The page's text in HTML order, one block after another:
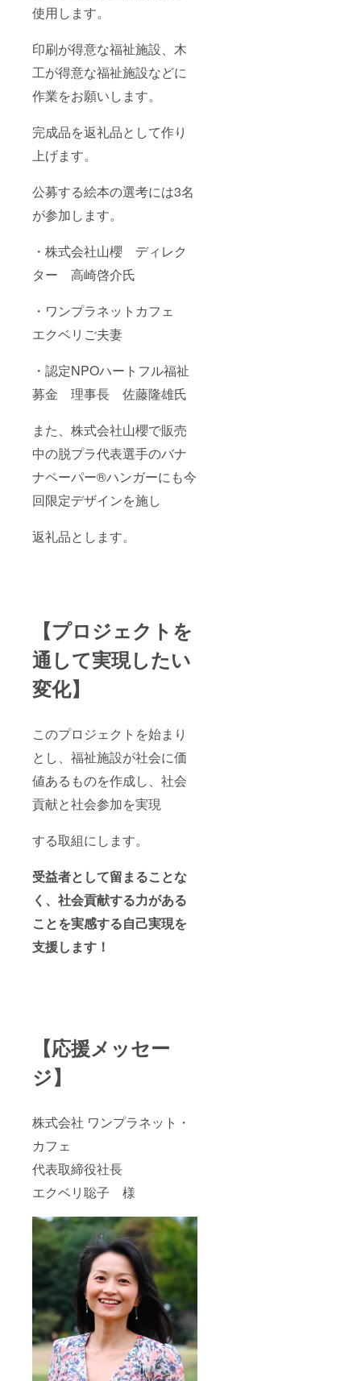
使用します。
印刷が得意な福祉施設、木
工が得意な福祉施設などに
作業をお願いします。
完成品を返礼品として作り
上げます。
公募する絵本の選考には3名
が参加します。
・株式会社山櫻 ディレク
ター 高崎啓介氏
・ワンプラネットカフェ
エクベリご夫妻
・認定NPOハートフル福祉
募金 理事長 佐藤隆雄氏
また、株式会社山櫻で販売
中の脱プラ代表選手のバナ
ナペーパー®ハンガーにも今
回限定デザインを施し
返礼品とします。
【プロジェクトを
通して実現したい
変化】
このプロジェクトを始まり
とし、福祉施設が社会に価
値あるものを作成し、社会
貢献と社会参加を実現
する取組にします。
受益者として留まることな
く、社会貢献する力がある
ことを実感する自己実現を
支援します！
【応援メッセー
ジ】
株式会社 ワンプラネット・
カフェ
代表取締役社長
エクベリ聡子 様